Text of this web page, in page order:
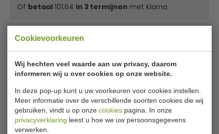
Cookievoorkeuren
Wij hechten veel waarde aan uw privacy, daarom
informeren wij u over cookies op onze website.
In deze pop-up kunt u uw voorkeuren voor cookies instellen.
Meer informatie over de verschillende soorten cookies die wij
gebruiken, vindt u op onze cookies pagina. In onze
privacyverklaring leest u hoe we uw persoonsgegevens
verwerken.
Of betaal 101,64 in 3 termijnen met Klarna
Au bain-marie elektrisch âœ“ Stel de temperatuur
tegenwoordig.
Bartscher Bain Marie Hotspot
Deze hotspot is een duurzame en betrouwbare keuze
voor professionele keukens en cateraars. Perfect om jus,